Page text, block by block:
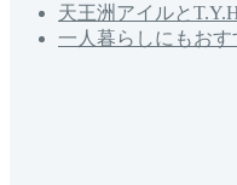
天王洲アイルと
一人暮らしにもお